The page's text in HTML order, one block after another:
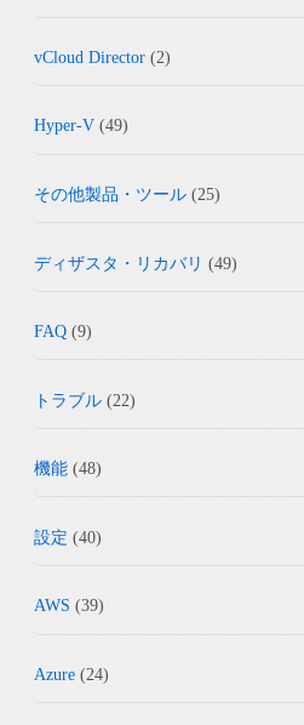
vCloud Director (2)
Hyper-V (49)
その他製品・ツール (25)
ディザスタ・リカバリ (49)
FAQ (9)
トラブル (22)
機能 (48)
設定 (40)
AWS (39)
Azure (24)